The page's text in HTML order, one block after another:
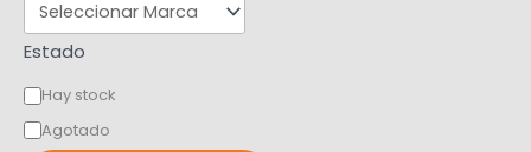
Estado
Hay stock
Agotado